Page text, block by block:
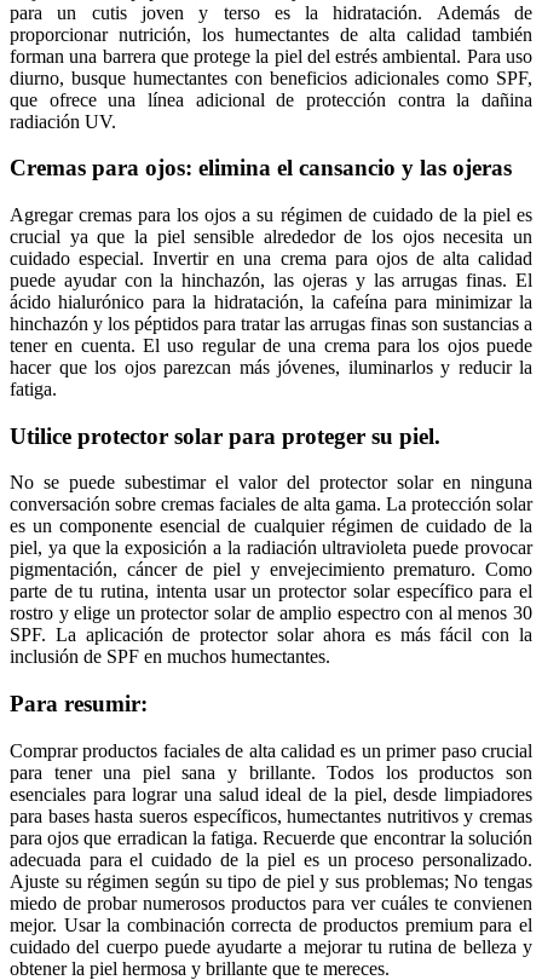
para un cutis joven y terso es la hidratación. Además de
proporcionar nutrición, los humectantes de alta calidad también
forman una barrera que protege la piel del estrés ambiental. Para uso
diurno, busque humectantes con beneficios adicionales como SPF,
que ofrece una línea adicional de protección contra la dañina
radiación UV.
Cremas para ojos: elimina el cansancio y las ojeras
Agregar cremas para los ojos a su régimen de cuidado de la piel es
crucial ya que la piel sensible alrededor de los ojos necesita un
cuidado especial. Invertir en una crema para ojos de alta calidad
puede ayudar con la hinchazón, las ojeras y las arrugas finas. El
ácido hialurónico para la hidratación, la cafeína para minimizar la
hinchazón y los péptidos para tratar las arrugas finas son sustancias a
tener en cuenta. El uso regular de una crema para los ojos puede
hacer que los ojos parezcan más jóvenes, iluminarlos y reducir la
fatiga.
Utilice protector solar para proteger su piel.
No se puede subestimar el valor del protector solar en ninguna
conversación sobre cremas faciales de alta gama. La protección solar
es un componente esencial de cualquier régimen de cuidado de la
piel, ya que la exposición a la radiación ultravioleta puede provocar
pigmentación, cáncer de piel y envejecimiento prematuro. Como
parte de tu rutina, intenta usar un protector solar específico para el
rostro y elige un protector solar de amplio espectro con al menos 30
SPF. La aplicación de protector solar ahora es más fácil con la
inclusión de SPF en muchos humectantes.
Para resumir:
Comprar productos faciales de alta calidad es un primer paso crucial
para tener una piel sana y brillante. Todos los productos son
esenciales para lograr una salud ideal de la piel, desde limpiadores
para bases hasta sueros específicos, humectantes nutritivos y cremas
para ojos que erradican la fatiga. Recuerde que encontrar la solución
adecuada para el cuidado de la piel es un proceso personalizado.
Ajuste su régimen según su tipo de piel y sus problemas; No tengas
miedo de probar numerosos productos para ver cuáles te convienen
mejor. Usar la combinación correcta de productos premium para el
cuidado del cuerpo puede ayudarte a mejorar tu rutina de belleza y
obtener la piel hermosa y brillante que te mereces.